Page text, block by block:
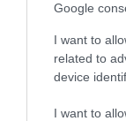
Google
I want to
related to
device
I want to